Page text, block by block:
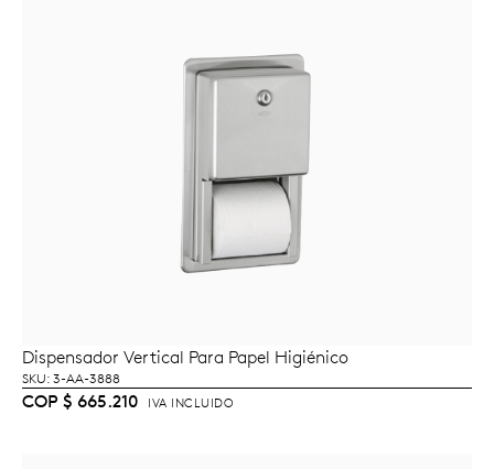
AÑADIR AL CARRITO
Dispensador Vertical Para Papel Higiénico
SKU: 3-AA-3888
COP $ 665.210 IVA INCLUIDO